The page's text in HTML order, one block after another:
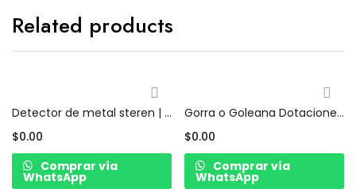
Related products
Detector de metal steren | dotación de seguridad privada y/o guarda de seguridad
$0.00
Comprar vía
WhatsApp
Gorra o Goleana Dotaciones y Uniformes de Seguridad Privada Bogotá
$0.00
Comprar vía
WhatsApp